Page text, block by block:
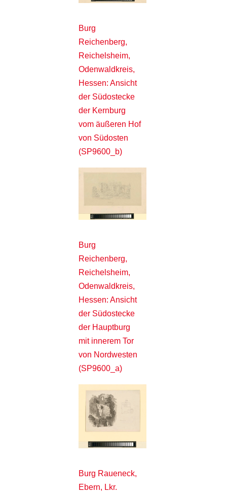
Burg
Reichenberg,
Reichelsheim,
Odenwaldkreis,
Hessen: Ansicht
der Südostecke
der Kernburg
vom äußeren Hof
von Südosten
(SP9600_b)
Burg
Reichenberg,
Reichelsheim,
Odenwaldkreis,
Hessen: Ansicht
der Südostecke
der Hauptburg
mit innerem Tor
von Nordwesten
(SP9600_a)
Burg Raueneck,
Ebern, Lkr.